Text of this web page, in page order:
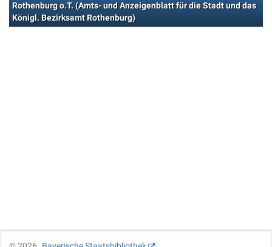
Rothenburg o.T. (Amts- und Anzeigenblatt für die Stadt und das
Königl. Bezirksamt Rothenburg)